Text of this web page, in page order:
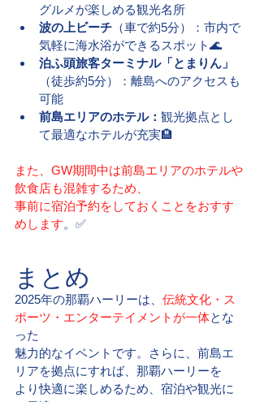
グルメが楽しめる観光名所
波の上ビーチ （車で約5分）：市内で
気軽に海水浴ができるスポット🌊
泊ふ頭旅客ターミナル「とまりん」
（徒歩約5分）：離島へのアクセスも
可能
前島エリアのホテル： 観光拠点とし
て最適なホテルが充実🏨
また、GW期間中は前島エリアのホテルや
飲食店も混雑するため、
事前に宿泊予約をしておくことをおすす
めします。✅
まとめ
2025年の那覇ハーリーは、 伝統文化・ス
ポーツ・エンターテイメントが一体とな
った
魅力的なイベントです。さらに、前島エ
リアを拠点にすれば、那覇ハーリーを
より快適に楽しめるため、宿泊や観光に